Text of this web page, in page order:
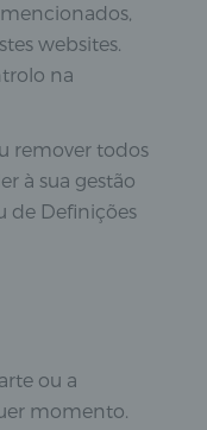
websites.
na
remover todos
à sua gestão
de Definições
ou a
momento.